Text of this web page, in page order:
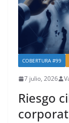
COBERTURA #99
7 julio, 2026
Riesgo